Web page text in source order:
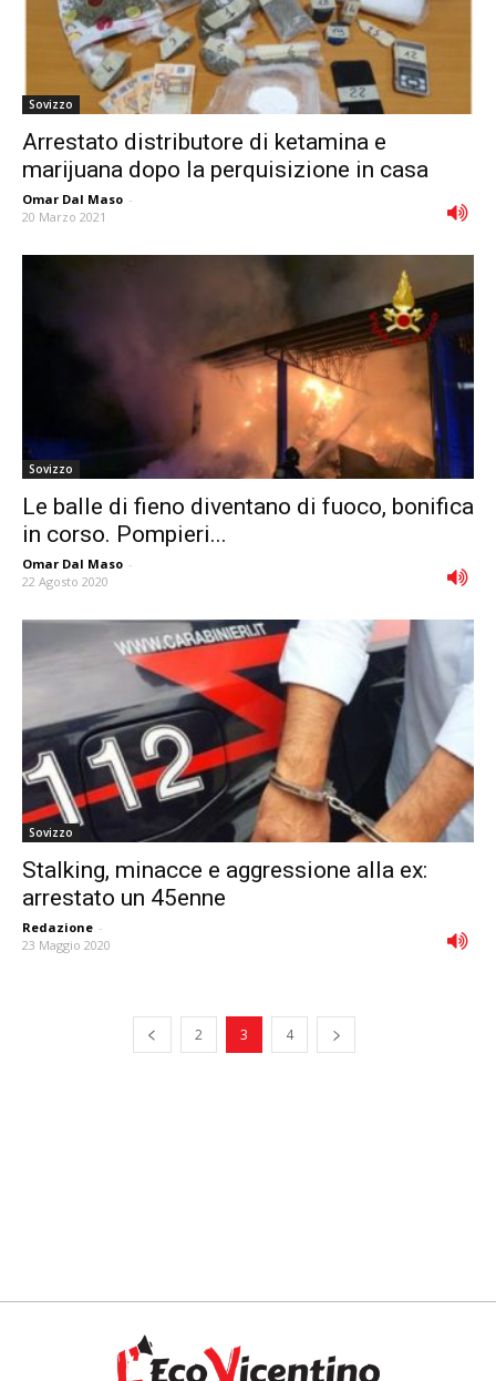
Sovizzo
Arrestato distributore di ketamina e
marijuana dopo la perquisizione in casa
Omar Dal Maso -
20 Marzo 2021
Sovizzo
Le balle di fieno diventano di fuoco, bonifica
in corso. Pompieri...
Omar Dal Maso -
22 Agosto 2020
Sovizzo
Stalking, minacce e aggressione alla ex:
arrestato un 45enne
Redazione -
23 Maggio 2020
2 3 4